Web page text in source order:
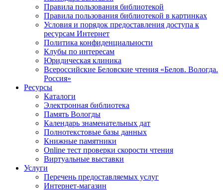
Правила пользования библиотекой
Правила пользования библиотекой в картинках
Условия и порядок предоставления доступа к
ресурсам Интернет
Политика конфиденциальности
Клубы по интересам
Юридическая клиника
Всероссийские Беловские чтения «Белов. Вологда.
Россия»
Ресурсы
Каталоги
Электронная библиотека
Память Вологды
Календарь знаменательных дат
Полнотекстовые базы данных
Книжные памятники
Online тест проверки скорости чтения
Виртуальные выставки
Услуги
Перечень предоставляемых услуг
Интернет-магазин